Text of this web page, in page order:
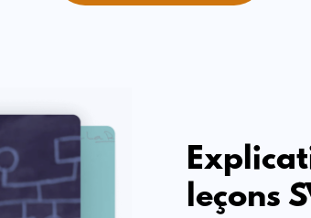
leçons
SVT
Philosophie
Economie